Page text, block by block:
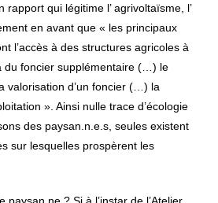
rapport qui légitime l’ agrivoltaïsme, l’
en avant que « les principaux
l’accès à des structures agricoles à
du foncier supplémentaire (…) le
valorisation d’un foncier (…) la
». Ainsi nulle trace d’écologie
des paysan.n.e.s, seules existent
sur lesquelles prospèrent les